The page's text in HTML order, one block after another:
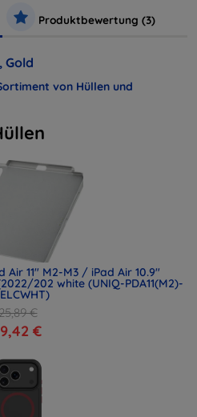
Produktbewertung (3)
Gold
von Hüllen und
Air 11" M2-M3 / iPad Air 10.9"
202 white (UNIQ-PDA11(M2)-
€
€